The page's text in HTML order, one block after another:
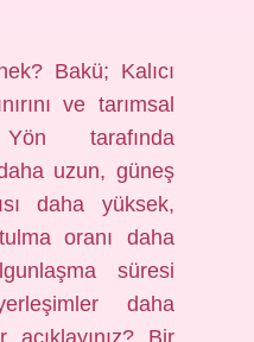
Bakü; Kalıcı
ve tarımsal
tarafında
uzun, güneş
daha yüksek,
oranı daha
süresi
daha
açıklayınız? Bir